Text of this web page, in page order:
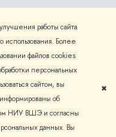
работы сайта
Более
файлов cookies
персональных
сайтом, вы
об
НИУ ВШЭ и согласны
данных. Вы
✖
Редактору
Условия
Карта
вШколе дизайна НИУ